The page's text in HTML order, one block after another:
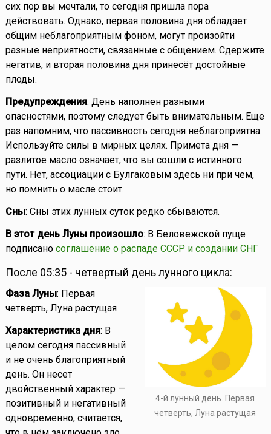
сих пор вы мечтали, то сегодня пришла пора
действовать. Однако, первая половина дня обладает
общим неблагоприятным фоном, могут произойти
разные неприятности, связанные с общением. Сдержите
негатив, и вторая половина дня принесёт достойные
плоды.
Предупреждения: День наполнен разными
опасностями, поэтому следует быть внимательным. Еще
раз напомним, что пассивность сегодня неблагоприятна.
Используйте силы в мирных целях. Примета дня —
разлитое масло означает, что вы сошли с истинного
пути. Нет, ассоциации с Булгаковым здесь ни при чем,
но помнить о масле стоит.
Сны: Сны этих лунных суток редко сбываются.
В этот день Луны произошло: В Беловежской пуще
подписано соглашение о распаде СССР и создании СНГ
После 05:35 - четвертый день лунного цикла:
4-й лунный день. Первая
четверть, Луна растущая
Фаза Луны: Первая
четверть, Луна растущая
Характеристика дня: В
целом сегодня пассивный
и не очень благоприятный
день. Он несет
двойственный характер —
позитивный и негативный
одновременно, считается,